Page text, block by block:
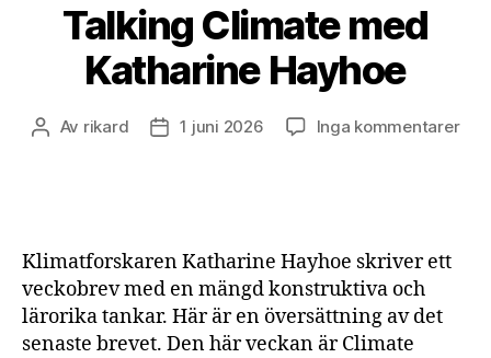
Talking Climate med
Katharine Hayhoe
Inläggsförfattare
Av rikard Inläggsdatum
1 juni 2026 Inga kommentarertill
Klimatforskaren Katharine Hayhoe skriver ett
veckobrev med en mängd konstruktiva och
lärorika tankar. Här är en översättning av det
senaste brevet. Den här veckan är Climate